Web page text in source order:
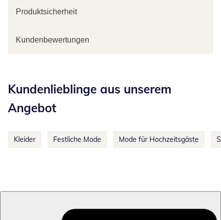
Produktsicherheit
Kundenbewertungen
Kundenlieblinge aus unserem
Angebot
Kleider Festliche Mode Mode für Hochzeitsgäste